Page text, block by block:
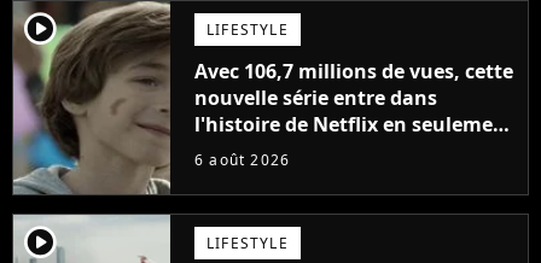
player2 LIFESTYLE
Avec 106,7 millions de vues, cette
nouvelle série entre dans
l'histoire de Netflix en seulement
48 jours
6 août 2026
player2 LIFESTYLE